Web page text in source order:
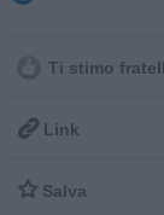
Ti stimo
 Link
 Salva